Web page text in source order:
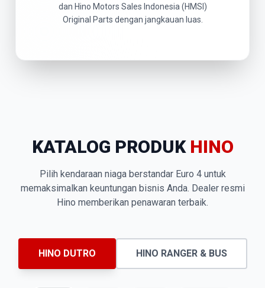
dan Hino Motors Sales Indonesia (HMSI)
Original Parts dengan jangkauan luas.
KATALOG PRODUK HINO
Pilih kendaraan niaga berstandar Euro 4 untuk
memaksimalkan keuntungan bisnis Anda. Dealer resmi
Hino memberikan penawaran terbaik.
HINO DUTRO HINO RANGER & BUS